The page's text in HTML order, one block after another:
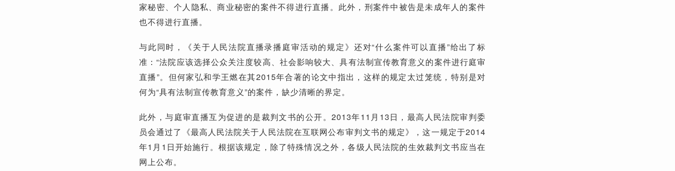
家秘密、个人隐私、商业秘密的案件不得进行直播。此外，刑案件中被告是未成年人的案件
也不得进行直播。
与此同时，《关于人民法院直播录播庭审活动的规定》还对“什么案件可以直播”给出了标
准：“法院应该选择公众关注度较高、社会影响较大、具有法制宣传教育意义的案件进行庭审
直播”。但何家弘和学王燃在其2015年合著的论文中指出，这样的规定太过笼统，特别是对
何为“具有法制宣传教育意义”的案件，缺少清晰的界定。
此外，与庭审直播互为促进的是裁判文书的公开。2013年11月13日，最高人民法院审判委
员会通过了《最高人民法院关于人民法院在互联网公布审判文书的规定》，这一规定于2014
年1月1日开始施行。根据该规定，除了特殊情况之外，各级人民法院的生效裁判文书应当在
网上公布。